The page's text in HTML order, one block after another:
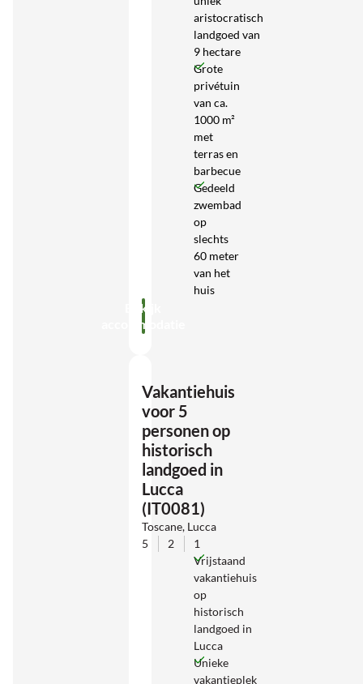
aristocratisch
landgoed van
9 hectare
Grote
privétuin
van ca.
1000 m²
met
terras en
barbecue
Gedeeld
zwembad
op
slechts
60 meter
van het
huis
Bekijk
accommodatie
Vakantiehuis
voor 5
personen op
historisch
landgoed in
Lucca
(IT0081)
Toscane, Lucca
5
2
1
Vrijstaand
vakantiehuis
op
historisch
landgoed in
Lucca
Unieke
vakantieplek